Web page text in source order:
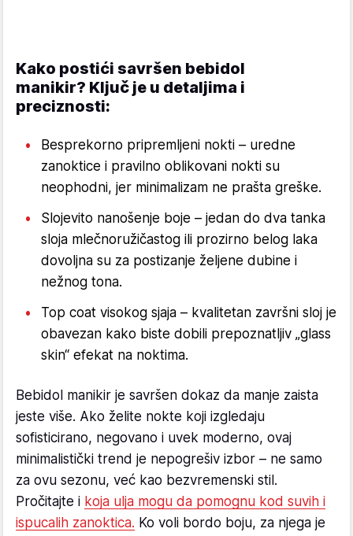
Kako postići savršen bebidol
manikir? Ključ je u detaljima i
preciznosti:
Besprekorno pripremljeni nokti – uredne
zanoktice i pravilno oblikovani nokti su
neophodni, jer minimalizam ne prašta greške.
Slojevito nanošenje boje – jedan do dva tanka
sloja mlečnoružičastog ili prozirno belog laka
dovoljna su za postizanje željene dubine i
nežnog tona.
Top coat visokog sjaja – kvalitetan završni sloj je
obavezan kako biste dobili prepoznatljiv „glass
skin“ efekat na noktima.
Bebidol manikir je savršen dokaz da manje zaista
jeste više. Ako želite nokte koji izgledaju
sofisticirano, negovano i uvek moderno, ovaj
minimalistički trend je nepogrešiv izbor – ne samo
za ovu sezonu, već kao bezvremenski stil.
Pročitajte i koja ulja mogu da pomognu kod suvih i
ispucalih zanoktica. Ko voli bordo boju, za njega je